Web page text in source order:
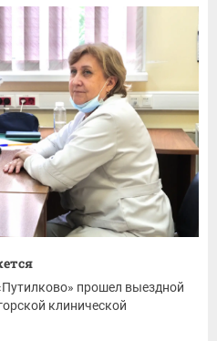
прошел выездной
клинической